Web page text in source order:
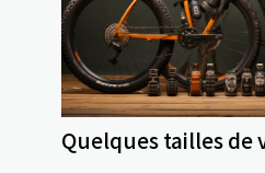
Quelques tailles de